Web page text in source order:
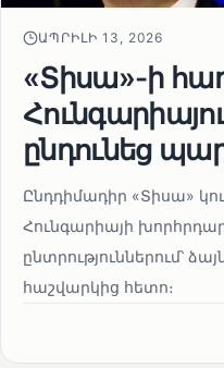
ԱՊՐԻԼԻ 13, 2026
«Տիսա»-ի
ընդունեց
Ընդդիմադիր «Տիսա»
Հունգարիայի
ընտրություններում՝
հաշվարկից հետո։